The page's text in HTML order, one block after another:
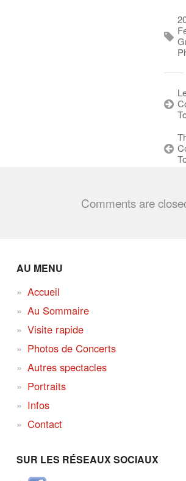
Comments are
AU MENU
Accueil
Au Sommaire
Visite rapide
Photos de Concerts
Autres spectacles
Portraits
Infos
Contact
SUR LES RÉSEAUX SOCIAUX